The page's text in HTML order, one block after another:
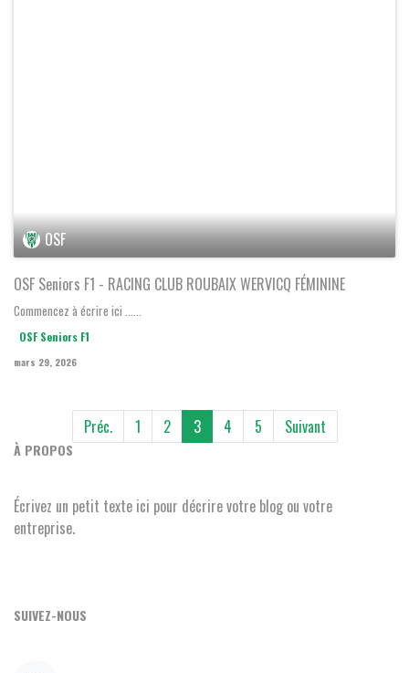
OSF
OSF Seniors F1 - RACING CLUB ROUBAIX WERVICQ FÉMININE
Commencez à écrire ici ......
OSF Seniors F1
mars 29, 2026
Préc. 1 2 3 4 5 Suivant
À PROPOS
Écrivez un petit texte ici pour décrire votre blog ou votre
entreprise.
SUIVEZ-NOUS